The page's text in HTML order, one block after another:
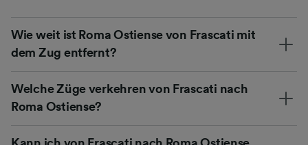
Wie weit ist Roma Ostiense von Frascati mit
dem Zug entfernt?
Welche Züge verkehren von Frascati nach
Roma Ostiense?